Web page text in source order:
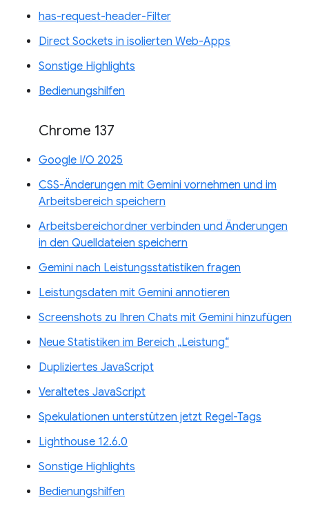
has-request-header-Filter
Direct Sockets in isolierten Web-Apps
Sonstige Highlights
Bedienungshilfen
Chrome 137
Google I/O 2025
CSS-Änderungen mit Gemini vornehmen und im
Arbeitsbereich speichern
Arbeitsbereichordner verbinden und Änderungen
in den Quelldateien speichern
Gemini nach Leistungsstatistiken fragen
Leistungsdaten mit Gemini annotieren
Screenshots zu Ihren Chats mit Gemini hinzufügen
Neue Statistiken im Bereich „Leistung“
Dupliziertes JavaScript
Veraltetes JavaScript
Spekulationen unterstützen jetzt Regel-Tags
Lighthouse 12.6.0
Sonstige Highlights
Bedienungshilfen